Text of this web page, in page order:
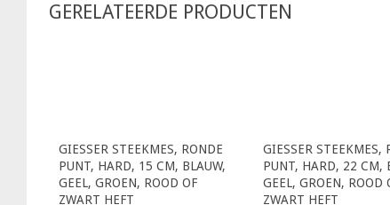
GERELATEERDE PRODUCTEN
GIESSER STEEKMES, RONDE
PUNT, HARD, 15 CM, BLAUW,
GEEL, GROEN, ROOD OF
ZWART HEFT
GIESSER STEEKMES,
PUNT, HARD, 22 CM,
GEEL, GROEN, ROOD
ZWART HEFT